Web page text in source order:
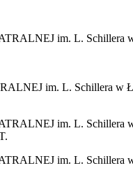
im. L. Schillera
im. L. Schillera w
im. L. Schillera w
im. L. Schillera